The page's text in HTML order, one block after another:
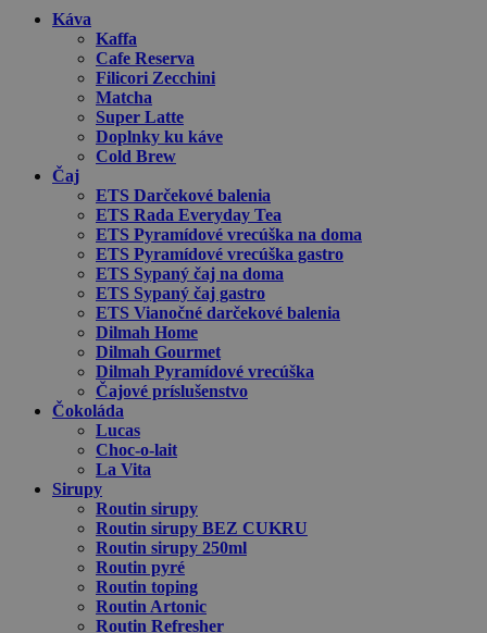
Káva
Kaffa
Cafe Reserva
Filicori Zecchini
Matcha
Super Latte
Doplnky ku káve
Cold Brew
Čaj
ETS Darčekové balenia
ETS Rada Everyday Tea
ETS Pyramídové vrecúška na doma
ETS Pyramídové vrecúška gastro
ETS Sypaný čaj na doma
ETS Sypaný čaj gastro
ETS Vianočné darčekové balenia
Dilmah Home
Dilmah Gourmet
Dilmah Pyramídové vrecúška
Čajové príslušenstvo
Čokoláda
Lucas
Choc-o-lait
La Vita
Sirupy
Routin sirupy
Routin sirupy BEZ CUKRU
Routin sirupy 250ml
Routin pyré
Routin toping
Routin Artonic
Routin Refresher